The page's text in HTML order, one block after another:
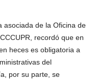
asociada de la Oficina de
recordó que en
heces es obligatoria a
del
por su parte, se